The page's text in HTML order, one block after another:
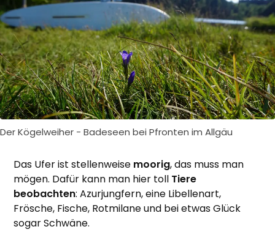
Der Kögelweiher - Badeseen bei Pfronten im Allgäu
Das Ufer ist stellenweise moorig, das muss man
mögen. Dafür kann man hier toll Tiere
beobachten: Azurjungfern, eine Libellenart,
Frösche, Fische, Rotmilane und bei etwas Glück
sogar Schwäne.